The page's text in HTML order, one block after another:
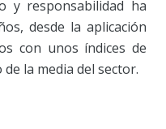
y responsabilidad ha
desde la aplicación
con unos índices de
la media del sector.